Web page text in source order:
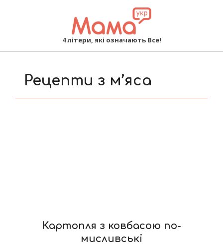
4 літери, які означають Все!
Рецепти з м’яса
Картопля з ковбасою по-
мисливські